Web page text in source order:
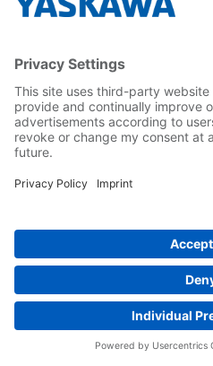
SGM7G
SGM7G-13D7FK1
VÄÄNTÖMOMENTTI